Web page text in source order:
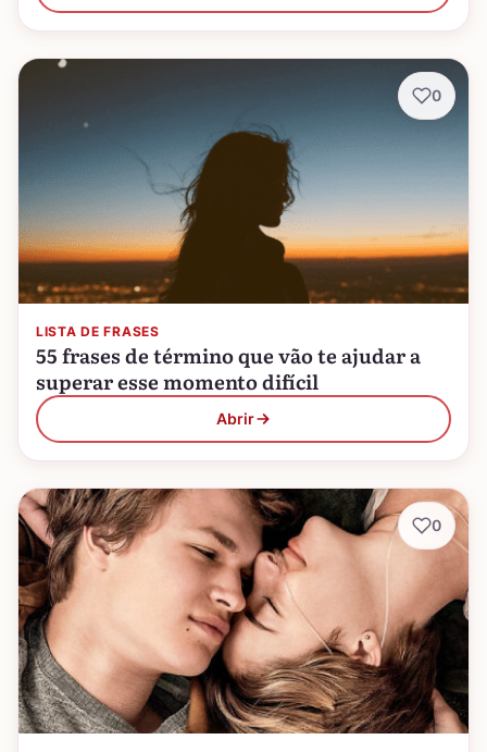
LISTA DE FRASES
55 frases de término que vão te ajudar a
superar esse momento difícil
Abrir
0
0